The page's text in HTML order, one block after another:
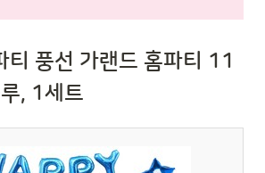
티 풍선 가랜드 홈파티 11
, 1세트